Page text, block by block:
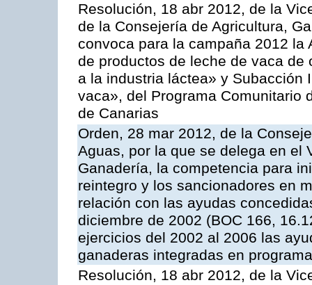
Resolución, 18 abr 2012, de la
de la Consejería de Agricultura,
convoca para la campaña 2012
de productos de leche de vaca
a la industria láctea» y Subacción
vaca», del Programa Comunitario
de Canarias
Orden, 28 mar 2012, de la
Aguas, por la que se delega en el
Ganadería, la competencia para
reintegro y los sancionadores en
relación con las ayudas
diciembre de 2002 (BOC 166,
ejercicios del 2002 al 2006 las
ganaderas integradas en
Resolución, 18 abr 2012, de la